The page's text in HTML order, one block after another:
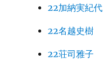
22加納実紀代
22名越史樹
22荘司雅子